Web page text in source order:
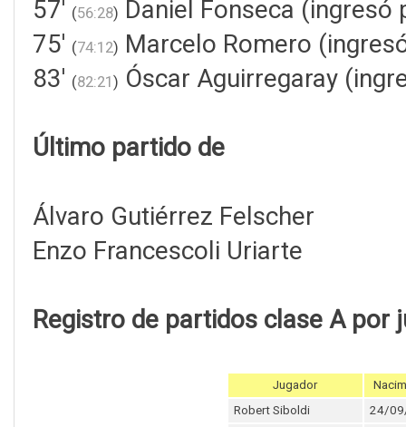
57' (56:28) Daniel Fonseca
75' (74:12) Marcelo Romero
83' (82:21) Óscar Aguirregaray
Último partido de
Álvaro Gutiérrez Felscher
Enzo Francescoli Uriarte
Registro de partidos clase A por
Jugador
Robert Siboldi
24/